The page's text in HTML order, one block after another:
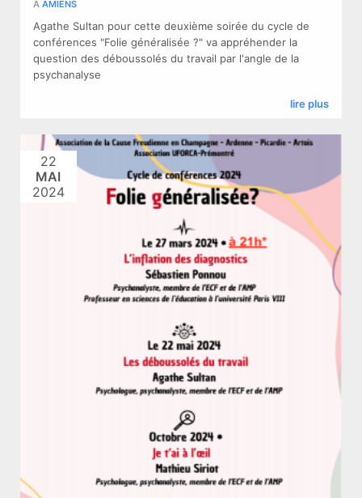
À AMIENS
Agathe Sultan pour cette deuxième soirée du cycle de
conférences "Folie généralisée ?" va appréhender la
question des déboussolés du travail par l'angle de la
psychanalyse
lire plus
22
MAI
2024